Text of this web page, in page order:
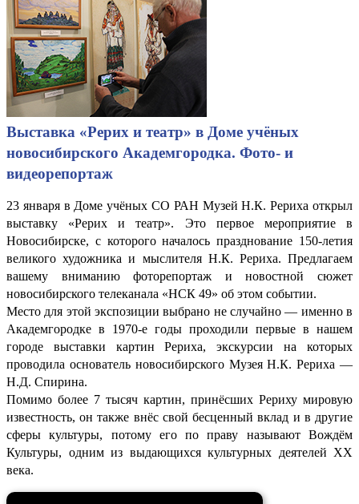
Выставка «Рерих и театр» в Доме учёных
новосибирского Академгородка. Фото- и
видеорепортаж
23 января в Доме учёных СО РАН Музей Н.К. Рериха открыл
выставку «Рерих и театр». Это первое мероприятие в
Новосибирске, с которого началось празднование 150-летия
великого художника и мыслителя Н.К. Рериха. Предлагаем
вашему вниманию фоторепортаж и новостной сюжет
новосибирского телеканала «НСК 49» об этом событии.
Место для этой экспозиции выбрано не случайно — именно в
Академгородке в 1970-е годы проходили первые в нашем
городе выставки картин Рериха, экскурсии на которых
проводила основатель новосибирского Музея Н.К. Рериха —
Н.Д. Спирина.
Помимо более 7 тысяч картин, принёсших Рериху мировую
известность, он также внёс свой бесценный вклад и в другие
сферы культуры, потому его по праву называют Вождём
Культуры, одним из выдающихся культурных деятелей ХХ
века.